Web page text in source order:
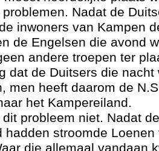
Nadat de
inwoners van Kampen
de Engelsen die avond
andere troepen ter
dat de Duitsers die nacht
men heeft daarom de
het Kampereiland.
probleem niet. Nadat
hadden stroomde Loenen
die allemaal vandaan